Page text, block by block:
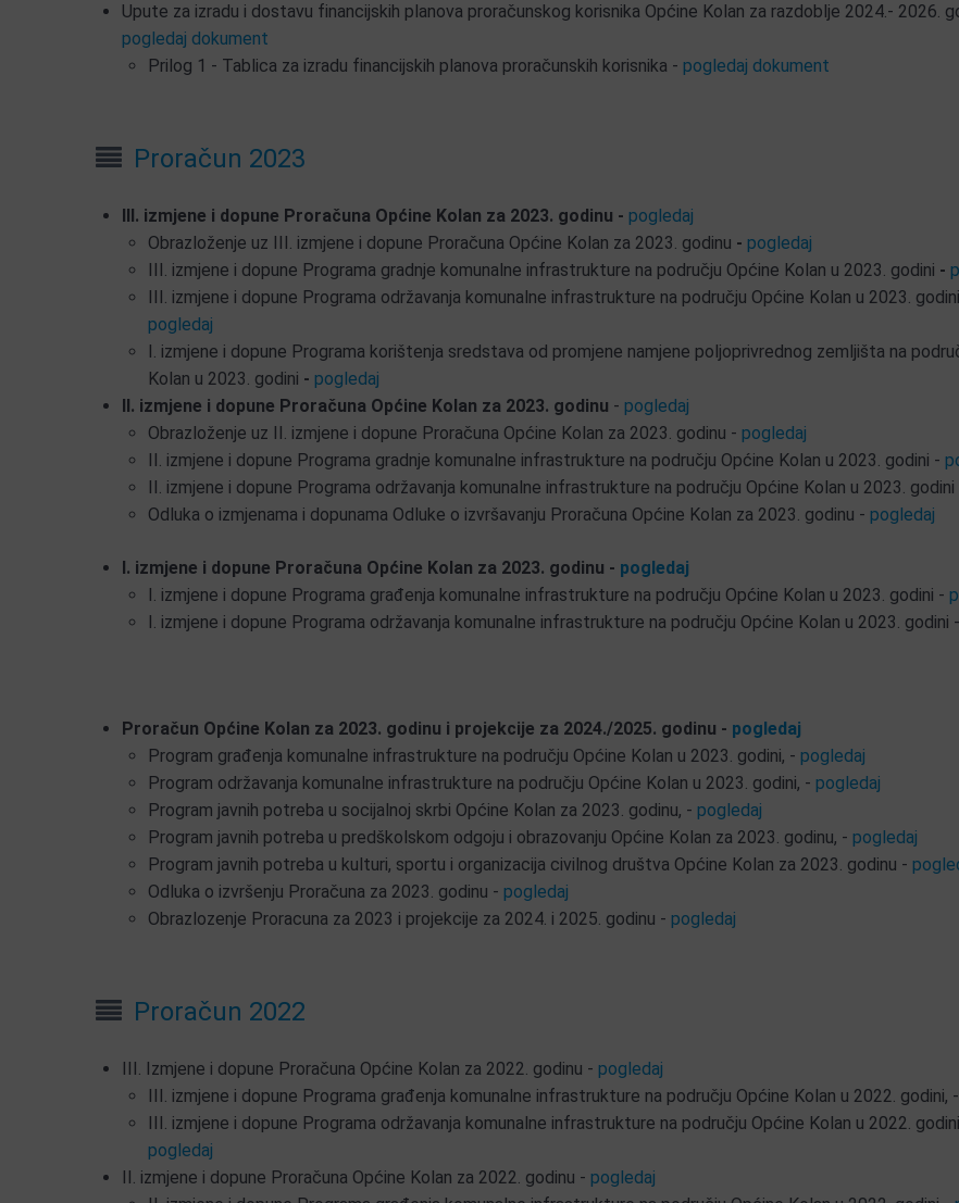
Upute za izradu i dostavu financijskih planova proračunskog korisnika Općine Kolan za razdoblje 2024.- 2026.
pogledaj dokument
Prilog 1 - Tablica za izradu financijskih planova proračunskih korisnika -pogledaj dokument
Proračun 2023
III. izmjene i dopune Proračuna Općine Kolan za 2023. godinu -pogledaj
Obrazloženje uz III. izmjene i dopune Proračuna Općine Kolan za 2023. godinu -pogledaj
III. izmjene i dopune Programa gradnje komunalne infrastrukture na području Općine Kolan u 2023. godini -
III. izmjene i dopune Programa održavanja komunalne infrastrukture na području Općine Kolan u 2023. godini
pogledaj
I. izmjene i dopune Programa korištenja sredstava od promjene namjene poljoprivrednog zemljišta na
Kolan u 2023. godini -pogledaj
II. izmjene i dopune Proračuna Općine Kolan za 2023. godinu -pogledaj
Obrazloženje uz II. izmjene i dopune Proračuna Općine Kolan za 2023. godinu -pogledaj
II. izmjene i dopune Programa gradnje komunalne infrastrukture na području Općine Kolan u 2023. godini -
II. izmjene i dopune Programa održavanja komunalne infrastrukture na području Općine Kolan u 2023.
Odluka o izmjenama i dopunama Odluke o izvršavanju Proračuna Općine Kolan za 2023. godinu -pogledaj
I. izmjene i dopune Proračuna Općine Kolan za 2023. godinu - pogledaj
I. izmjene i dopune Programa građenja komunalne infrastrukture na području Općine Kolan u 2023. godini -
I. izmjene i dopune Programa održavanja komunalne infrastrukture na području Općine Kolan u 2023. godini
Proračun Općine Kolan za 2023. godinu i projekcije za 2024./2025. godinu - pogledaj
Program građenja komunalne infrastrukture na području Općine Kolan u 2023. godini, -pogledaj
Program održavanja komunalne infrastrukture na području Općine Kolan u 2023. godini, -pogledaj
Program javnih potreba u socijalnoj skrbi Općine Kolan za 2023. godinu, -pogledaj
Program javnih potreba u predškolskom odgoju i obrazovanju Općine Kolan za 2023. godinu, -pogledaj
Program javnih potreba u kulturi, sportu i organizacija civilnog društva Općine Kolan za 2023. godinu -
Odluka o izvršenju Proračuna za 2023. godinu -pogledaj
Obrazlozenje Proracuna za 2023 i projekcije za 2024. i 2025. godinu -pogledaj
Proračun 2022
III. Izmjene i dopune Proračuna Općine Kolan za 2022. godinu -pogledaj
III. izmjene i dopune Programa građenja komunalne infrastrukture na području Općine Kolan u 2022. godini,
III. izmjene i dopune Programa održavanja komunalne infrastrukture na području Općine Kolan u 2022.
pogledaj
II. izmjene i dopune Proračuna Općine Kolan za 2022. godinu -pogledaj